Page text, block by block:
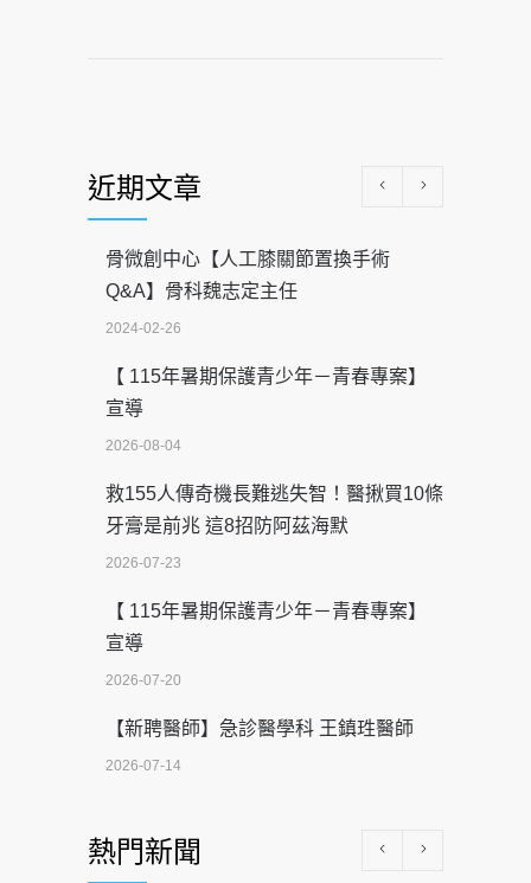
近期文章
骨微創中心【人工膝關節置換手術
Q&A】骨科魏志定主任
2024-02-26
【 115年暑期保護青少年－青春專案】
宣導
2026-08-04
救155人傳奇機長難逃失智！醫揪買10條
牙膏是前兆 這8招防阿茲海默
2026-07-23
【 115年暑期保護青少年－青春專案】
宣導
2026-07-20
【新聘醫師】急診醫學科 王鎮珄醫師
2026-07-14
科能量
熱門新聞